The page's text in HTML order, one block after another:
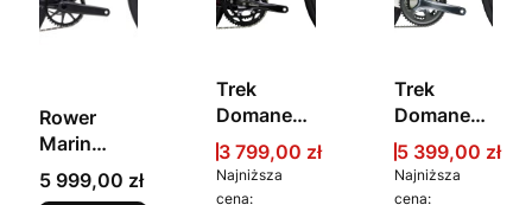
Rower
Marin
Gestalt
X10
Cena
5 999,00 zł
Trek
Domane
AL 2 Gen
4 Crimson
to Dark
Cena promocyjna
3 799,00 zł
Najniższa
cena:
Trek
Domane
AL 4 Gen
4 Era
White
Cena
5 399,00 zł
Najniższa
cena: